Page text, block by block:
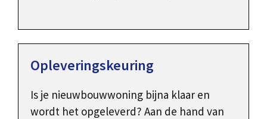
Opleveringskeuring
Is je nieuwbouwwoning bijna klaar en
wordt het opgeleverd? Aan de hand van